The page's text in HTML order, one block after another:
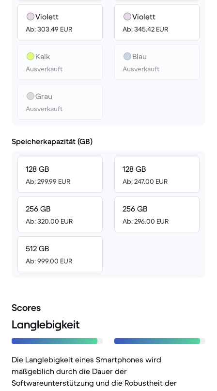
Violett
Ab: 303.49 EUR
Kalk
Ausverkauft
Grau
Ausverkauft
Violett
Ab: 345.42 EUR
Blau
Ausverkauft
Speicherkapazität (GB)
128 GB
Ab: 299.99 EUR
256 GB
Ab: 320.00 EUR
512 GB
Ab: 999.00 EUR
128 GB
Ab: 247.00 EUR
256 GB
Ab: 296.00 EUR
Scores
Langlebigkeit
Die Langlebigkeit eines Smartphones wird
maßgeblich durch die Dauer der
Softwareunterstützung und die Robustheit der